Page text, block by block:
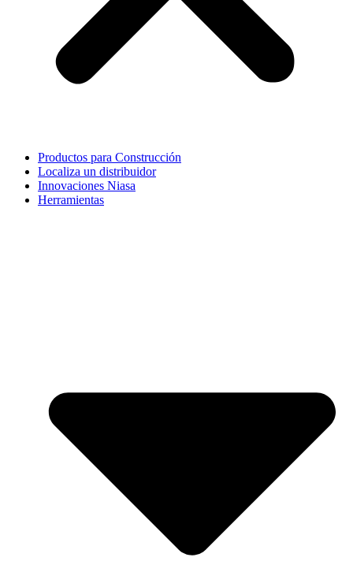
Productos para Construcción
Localiza un distribuidor
Innovaciones Niasa
Herramientas